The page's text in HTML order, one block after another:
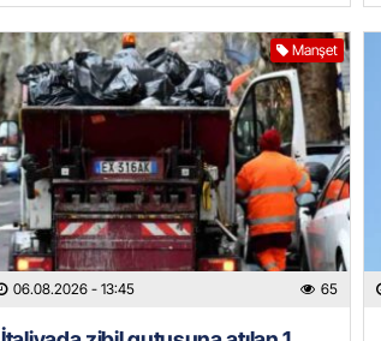
Manşet
06.08.2026 - 13:45 65